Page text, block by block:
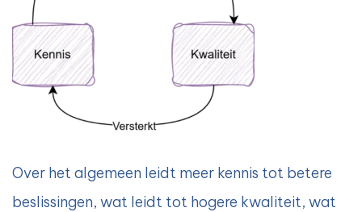
Over het algemeen leidt meer kennis tot betere
beslissingen, wat leidt tot hogere kwaliteit, wat